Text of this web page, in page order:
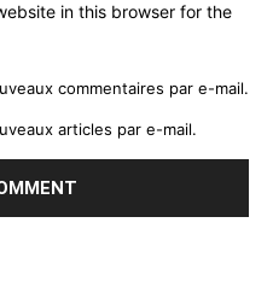
in this browser for the
commentaires par e-mail.
articles par e-mail.